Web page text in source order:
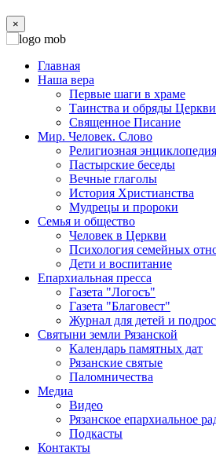
×
Главная
Наша вера
Первые шаги в храме
Таинства и обряды Церкви
Священное Писание
Мир. Человек. Слово
Религиозная энциклопедия
Пастырские беседы
Вечные глаголы
История Христианства
Мудрецы и пророки
Семья и общество
Человек в Церкви
Психология семейных
Дети и воспитание
Епархиальная пресса
Газета "Логосъ"
Газета "Благовест"
Журнал для детей и
Святыни земли Рязанской
Календарь памятных дат
Рязанские святые
Паломничества
Медиа
Видео
Рязанское епархиальное
Подкасты
Контакты